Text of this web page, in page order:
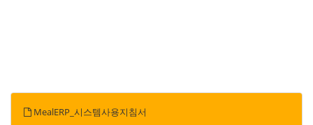
MealERP_시스템사용지침서